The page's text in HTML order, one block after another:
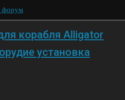
форум
корабля Alligator
установка